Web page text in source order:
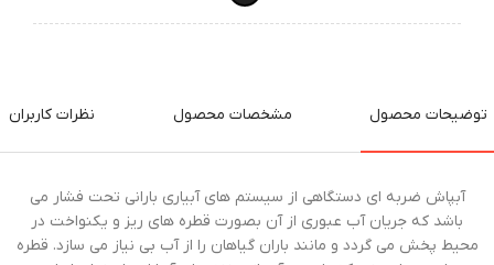
توضیحات محصول مشخصات محصول نظرات کاربران
آبپاش ضربه ای دستگاهی از سیستم های آبیاری بارانی تحت فشار می
باشد که جریان آب عبوری از آن بصورت قطره های ریز و یکنواخت در
محیط پخش می گردد و مانند باران گیاهان را از آب بی نیاز می سازد. قطره